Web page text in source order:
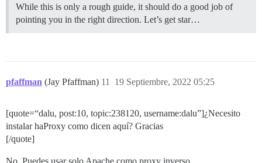
While this is only a rough guide, it should do a good job of
pointing you in the right direction. Let’s get star…
pfaffman (Jay Pfaffman) 19 Septiembre, 2022 05:25
11
[quote=“dalu, post:10, topic:238120, username:dalu”]¿Necesito
instalar haProxy como dicen aquí? Gracias
[/quote]